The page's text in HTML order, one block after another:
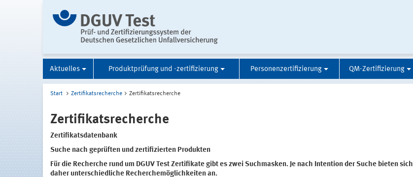
Aktuelles Produktprüfung und -zertifizierung Personenzertifizierung QM-Zertifizierung
Start Zertifikatsrecherche Zertifikatsrecherche
Zertifikatsrecherche
Zertifikatsdatenbank
Suche nach geprüften und zertifizierten Produkten
Für die Recherche rund um DGUV Test Zertifikate gibt es zwei Suchmasken. Je nach Intention der Suche bieten sich
daher unterschiedliche Recherchemöglichkeiten an.